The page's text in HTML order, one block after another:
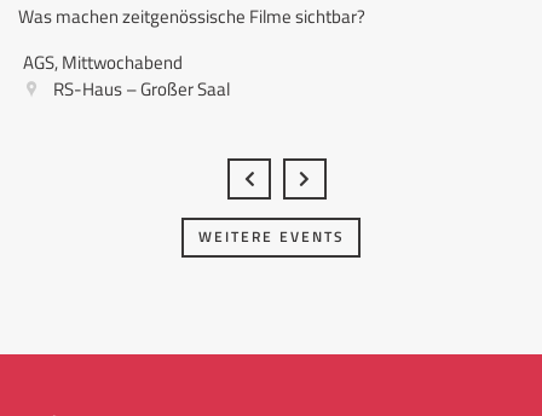
Was machen zeitgenössische Filme sichtbar?
AGS, Mittwochabend
RS-Haus – Großer Saal
WEITERE EVENTS